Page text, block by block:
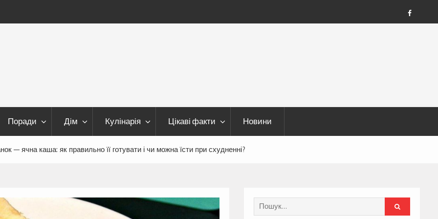
FB
Поради Дім Кулінарія Цікаві факти Новини
— ячна каша: як правильно її готувати і чи можна їсти при схудненні?
Search